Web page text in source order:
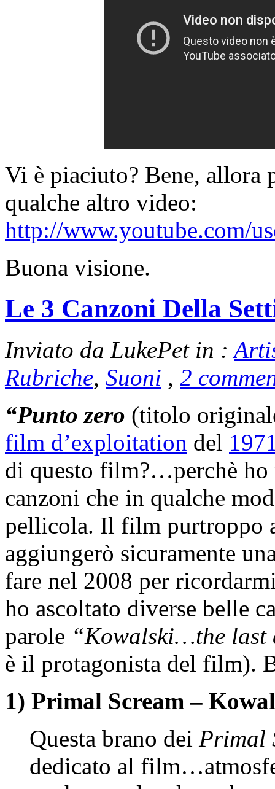
Vi è piaciuto? Bene, allora
qualche altro video:
http://www.youtube.com/
Buona visione.
Le 3 Canzoni Della
Inviato da LukePet in :
Rubriche, Suoni , 2
“Punto zero (titolo
film d’exploitation del
di questo film?…perchè ho
canzoni che in qualche
pellicola. Il film purtroppo
aggiungerò sicuramente
fare nel 2008 per
ho ascoltato diverse belle
parole “Kowalski…the last
è il protagonista del film).
1) Primal Scream –
Questa brano dei Primal
dedicato al